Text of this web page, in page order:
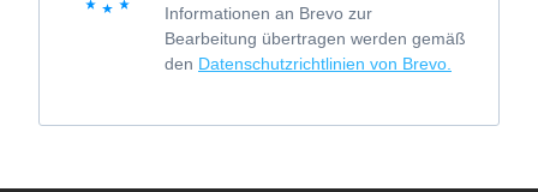
Informationen an Brevo zur
Bearbeitung übertragen werden gemäß
den Datenschutzrichtlinien von Brevo.